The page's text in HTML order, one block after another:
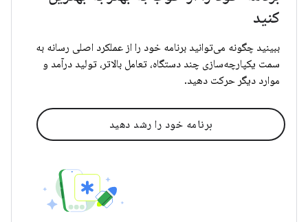
کنید
ببینید چگونه می‌توانید برنامه خود را از عملکرد اصلی رسانه به
سمت یکپارچه‌سازی چند دستگاه، تعامل بالاتر، تولید درآمد و
موارد دیگر حرکت دهید.
برنامه خود را رشد دهید